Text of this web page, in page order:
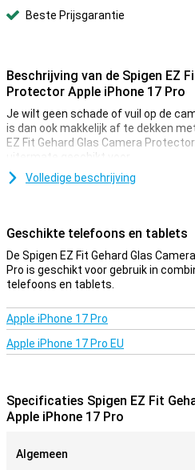
Beste Prijsgarantie
Beschrijving van de Spigen EZ
Protector Apple iPhone 17 Pro
Je wilt geen schade of vuil op de
is dan ook makkelijk af te dekken
EZ Fit Gehard Glas Camera
uitermate geschikt voor.
Bescherm de camera van jouw
Bescherming voor je camera
Deze Spigen EZ Fit Gehard Glas
Pro van gehard glas is een dun
optimale bescherming geeft tegen
video's er niet op achteruit.
Volledige beschrijving
Geschikte telefoons en tablets
De Spigen EZ Fit Gehard Glas
Pro is geschikt voor gebruik in
telefoons en tablets.
Apple iPhone 17 Pro
Apple iPhone 17 Pro EU
Specificaties Spigen EZ Fit
Apple iPhone 17 Pro
Algemeen